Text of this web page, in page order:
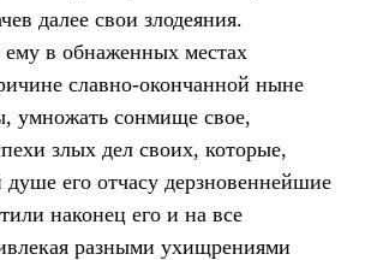
далее свои злодеяния.
в обнаженных местах
славно-окончанной ныне
умножать сонмище свое,
злых дел своих, которые,
его отчасу дерзновеннейшие
наконец его и на все
разными ухищрениями